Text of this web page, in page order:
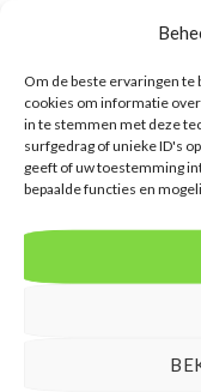
Om de beste ervaringen
cookies om informatie over
in te stemmen met deze
surfgedrag of unieke ID's
geeft of uw toestemming
bepaalde functies en